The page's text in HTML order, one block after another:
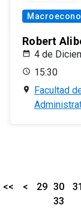
Robert
4 de
15:30
Facultad
<< < 29 30 31
33